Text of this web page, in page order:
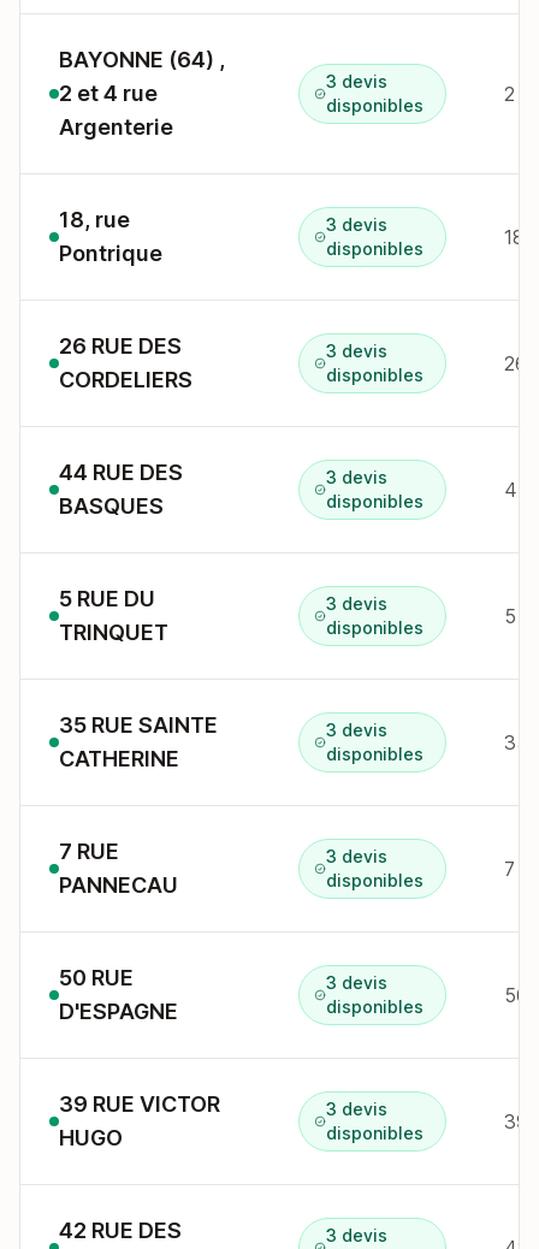
BAYONNE (64) ,
2 et 4 rue
Argenterie
3 devis
disponibles
2 r
18, rue
Pontrique
3 devis
disponibles
18
26 RUE DES
CORDELIERS
3 devis
disponibles
26
44 RUE DES
BASQUES
3 devis
disponibles
44
5 RUE DU
TRINQUET
3 devis
disponibles
5 r
35 RUE SAINTE
CATHERINE
3 devis
disponibles
35
7 RUE
PANNECAU
3 devis
disponibles
7 r
50 RUE
D'ESPAGNE
3 devis
disponibles
50
39 RUE VICTOR
HUGO
3 devis
disponibles
39
42 RUE DES 3 devis